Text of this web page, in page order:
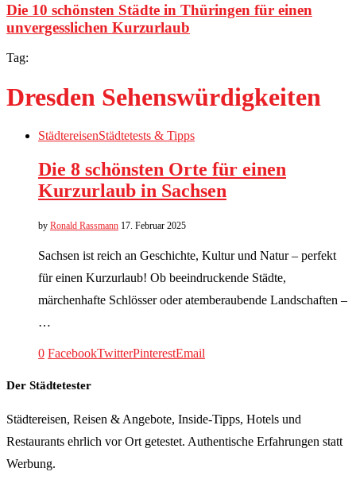
Die 10 schönsten Städte in Thüringen für einen
unvergesslichen Kurzurlaub
Tag:
Dresden Sehenswürdigkeiten
StädtereisenStädtetests & Tipps
Die 8 schönsten Orte für einen
Kurzurlaub in Sachsen
by Ronald Rassmann 17. Februar 2025
Sachsen ist reich an Geschichte, Kultur und Natur – perfekt
für einen Kurzurlaub! Ob beeindruckende Städte,
märchenhafte Schlösser oder atemberaubende Landschaften –
…
0 FacebookTwitterPinterestEmail
Der Städtetester
Städtereisen, Reisen & Angebote, Inside-Tipps, Hotels und
Restaurants ehrlich vor Ort getestet. Authentische Erfahrungen statt
Werbung.